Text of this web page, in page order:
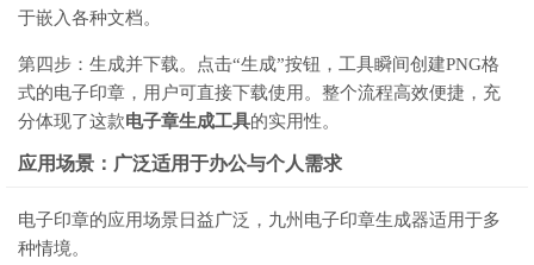
于嵌入各种文档。
第四步：生成并下载。点击“生成”按钮，工具瞬间创建PNG格
式的电子印章，用户可直接下载使用。整个流程高效便捷，充
分体现了这款电子章生成工具的实用性。
应用场景：广泛适用于办公与个人需求
电子印章的应用场景日益广泛，九州电子印章生成器适用于多
种情境。